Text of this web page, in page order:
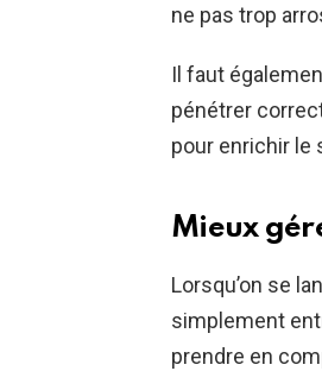
ne pas trop
Il faut
pénétrer
pour enrichir le
Mieux
Lorsqu’on se
simplement
prendre en